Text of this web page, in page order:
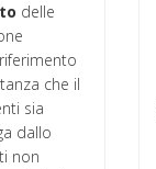
delle
che il
sia
dallo
non